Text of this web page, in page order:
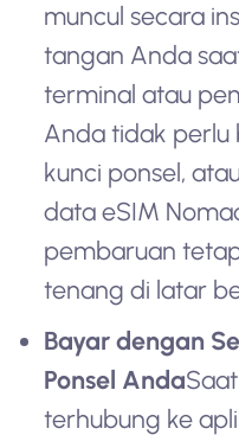
muncul secara
tangan Anda
terminal atau
Anda tidak perlu
kunci ponsel,
data eSIM
pembaruan
tenang di latar
Bayar dengan
Ponsel Anda
terhubung ke